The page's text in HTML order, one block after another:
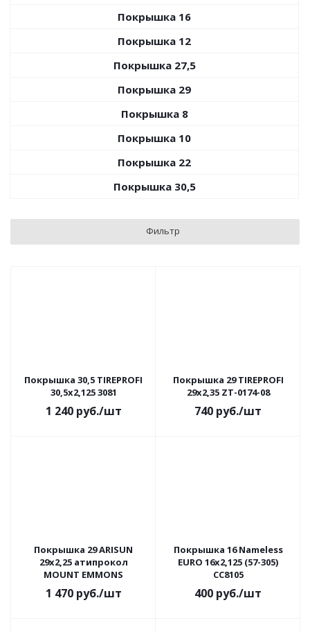
Покрышка 16
Покрышка 12
Покрышка 27,5
Покрышка 29
Покрышка 8
Покрышка 10
Покрышка 22
Покрышка 30,5
Фильтр
Покрышка 30,5 TIREPROFI
30,5х2,125 3081
1 240руб./шт
Покрышка 29 TIREPROFI
29x2,35 ZT-0174-08
740 руб./шт
Покрышка 29 ARISUN
29х2,25 атипрокол
MOUNT EMMONS
1 470руб./шт
Покрышка 16 Nameless
EURO 16x2,125 (57-305)
CC8105
400 руб./шт